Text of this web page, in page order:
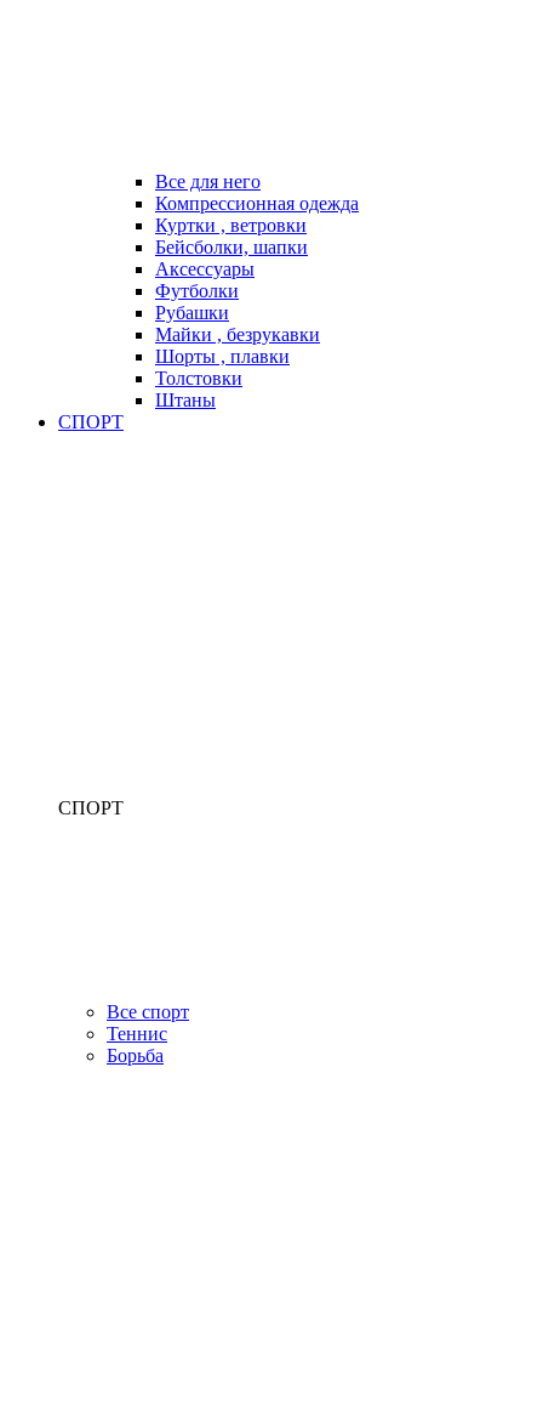
Все для него
Компрессионная одежда
Куртки , ветровки
Бейсболки, шапки
Аксессуары
Футболки
Рубашки
Майки , безрукавки
Шорты , плавки
Толстовки
Штаны
СПОРТ
СПОРТ
Все спорт
Теннис
Борьба